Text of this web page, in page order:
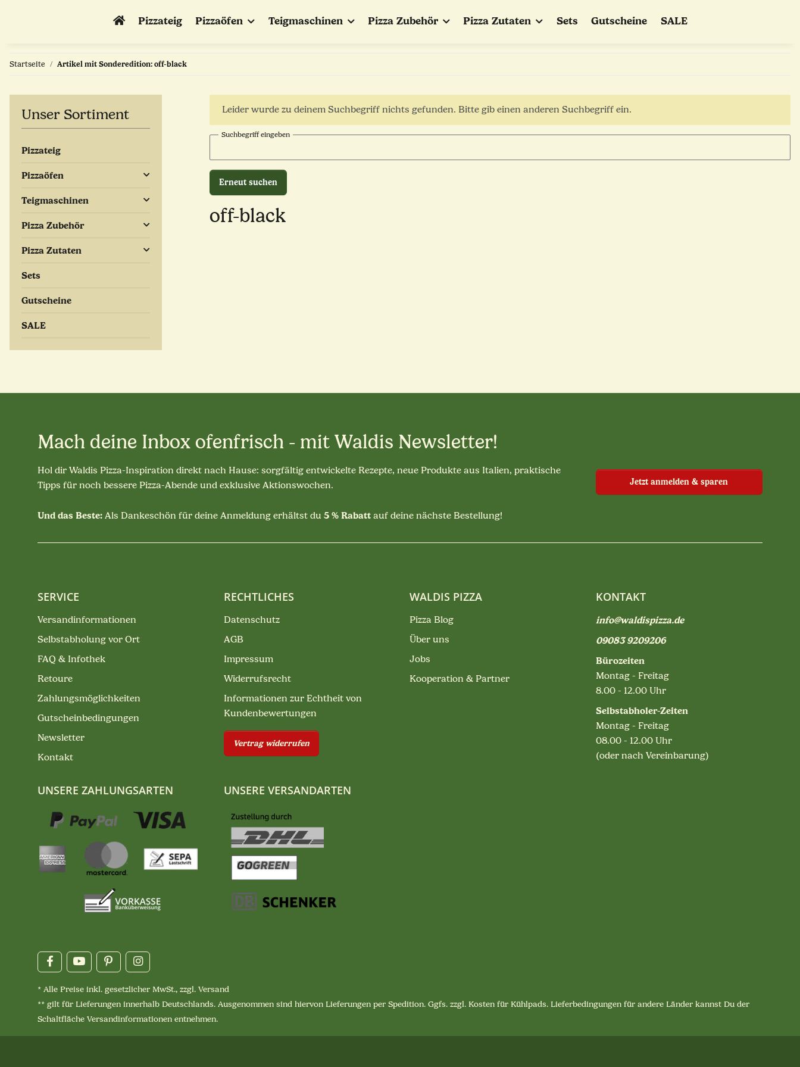
Pizzateig Pizzaöfen Teigmaschinen Pizza Zubehör Pizza Zutaten Sets Gutscheine SALE
Startseite Artikel mit Sonderedition: off-black
x
Leider wurde zu deinem Suchbegriff nichts gefunden. Bitte gib einen anderen Suchbegriff ein.
Suchbegriff eingeben
Erneut suchen
off-black
Unser Sortiment
Pizzateig
Pizzaöfen
Teigmaschinen
Pizza Zubehör
Pizza Zutaten
Sets
Gutscheine
SALE
Mach deine Inbox ofenfrisch - mit Waldis Newsletter!
Hol dir Waldis Pizza-Inspiration direkt nach Hause: sorgfältig entwickelte Rezepte, neue Produkte aus Italien, praktische
Tipps für noch bessere Pizza-Abende und exklusive Aktionswochen.
Und das Beste: Als Dankeschön für deine Anmeldung erhältst du 5 % Rabatt auf deine nächste Bestellung!
Jetzt anmelden & sparen
SERVICE
Versandinformationen
Selbstabholung vor Ort
FAQ & Infothek
Retoure
Zahlungsmöglichkeiten
Gutscheinbedingungen
Newsletter
Kontakt
RECHTLICHES
Datenschutz
AGB
Impressum
Widerrufsrecht
Informationen zur Echtheit von
Kundenbewertungen
Vertrag widerrufen
WALDIS PIZZA
Pizza Blog
Über uns
Jobs
Kooperation & Partner
KONTAKT
info@waldispizza.de
09083 9209206
Bürozeiten
Montag - Freitag
8.00 - 12.00 Uhr
Selbstabholer-Zeiten
Montag - Freitag
08.00 - 12.00 Uhr
(oder nach Vereinbarung)
UNSERE ZAHLUNGSARTEN UNSERE VERSANDARTEN
* Alle Preise inkl. gesetzlicher MwSt., zzgl. Versand
** gilt für Lieferungen innerhalb Deutschlands. Ausgenommen sind hiervon Lieferungen per Spedition. Ggfs. zzgl. Kosten für Kühlpads. Lieferbedingungen für andere Länder kannst Du der
Schaltfläche Versandinformationen entnehmen.